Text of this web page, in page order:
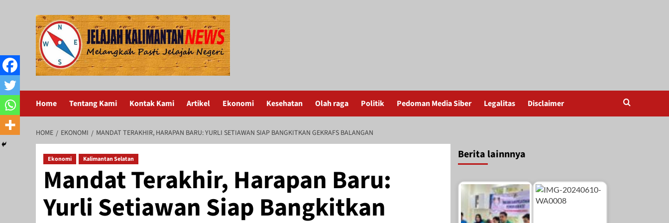
Home Tentang Kami Kontak Kami Artikel Ekonomi Kesehatan Olah raga Politik Pedoman Media Siber Legalitas Disclaimer
HOME EKONOMI MANDAT TERAKHIR, HARAPAN BARU: YURLI SETIAWAN SIAP BANGKITKAN GEKRAFS BALANGAN
Ekonomi Kalimantan Selatan
Mandat Terakhir, Harapan Baru:
Yurli Setiawan Siap Bangkitkan
Berita lainnnya